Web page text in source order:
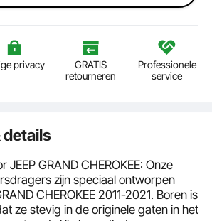
privacy
GRATIS
retourneren
Professionele
service
details
JEEP GRAND CHEROKEE: Onze
zijn speciaal ontworpen
CHEROKEE 2011-2021. Boren is
ze stevig in de originele gaten in het